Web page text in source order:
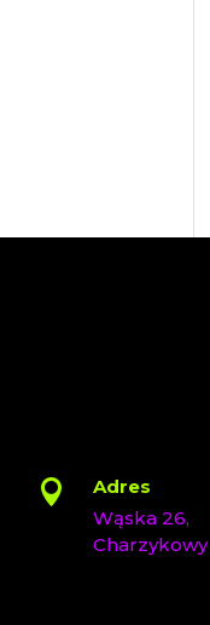

Adres
Wąska 26,
Charzykowy